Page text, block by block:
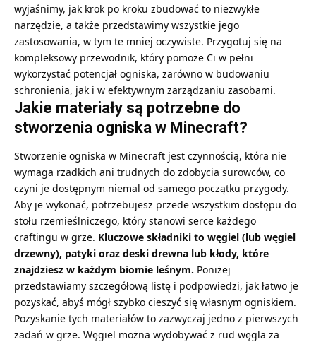
wyjaśnimy, jak krok po kroku zbudować to niezwykłe
narzędzie, a także przedstawimy wszystkie jego
zastosowania, w tym te mniej oczywiste. Przygotuj się na
kompleksowy przewodnik, który pomoże Ci w pełni
wykorzystać potencjał ogniska, zarówno w budowaniu
schronienia, jak i w efektywnym zarządzaniu zasobami.
Jakie materiały są potrzebne do
stworzenia ogniska w Minecraft?
Stworzenie ogniska w Minecraft jest czynnością, która nie
wymaga rzadkich ani trudnych do zdobycia surowców, co
czyni je dostępnym niemal od samego początku przygody.
Aby je wykonać, potrzebujesz przede wszystkim dostępu do
stołu rzemieślniczego, który stanowi serce każdego
craftingu w grze. Kluczowe składniki to węgiel (lub węgiel
drzewny), patyki oraz deski drewna lub kłody, które
znajdziesz w każdym biomie leśnym. Poniżej
przedstawiamy szczegółową listę i podpowiedzi, jak łatwo je
pozyskać, abyś mógł szybko cieszyć się własnym ogniskiem.
Pozyskanie tych materiałów to zazwyczaj jedno z pierwszych
zadań w grze. Węgiel można wydobywać z rud węgla za